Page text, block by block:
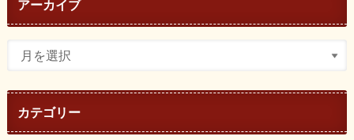
アーカイブ
カテゴリー